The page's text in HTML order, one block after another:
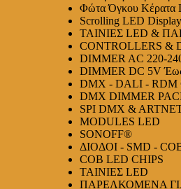
Φώτα Όγκου Κέρατα
Scrolling LED
ΤΑΙΝΙΕΣ LED &
CONTROLLERS &
DIMMER AC 220-
DIMMER DC 5V
DMX - DALI - RDM
DMX DIMMER
SPI DMX &
MODULES LED
SONOFF®
ΔΙΟΔΟΙ - SMD -
COB LED CHIPS
ΤΑΙΝΙΕΣ LED
ΠΑΡΕΛΚΟΜΕΝΑ ΓΙΑ